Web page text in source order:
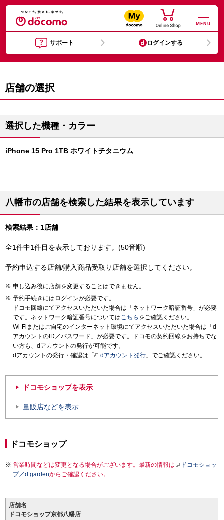
MENU
サポート ログインする
店舗の選択
選択した機種・カラー
iPhone 15 Pro 1TB ホワイトチタニウム
八幡市の店舗を検索した結果を表示しています
検索結果：1店舗
全1件中1件目を表示しております。(50音順)
予約申込する店舗/購入商品受取り店舗を選択してください。
申し込み後に店舗を変更することはできません。
予約手続きにはログインが必要です。
ドコモ回線にてアクセスいただいた場合は「ネットワーク暗証番号」が必要
です。ネットワーク暗証番号についてはこちら をご確認ください。
Wi-Fiまたはご自宅のインターネット環境にてアクセスいただいた場合は「d
アカウントのID／パスワード」が必要です。ドコモの契約回線をお持ちでな
い方も、dアカウントの発行が可能です。
dアカウントの発行・確認は「
dアカウント発行 」でご確認ください。
ドコモショップを表示
量販店などを表示
ドコモショップ
営業時間などは変更となる場合がございます。最新の情報は
ドコモショッ
プ／d gardenからご確認ください。
店舗名
ドコモショップ京都八幡店